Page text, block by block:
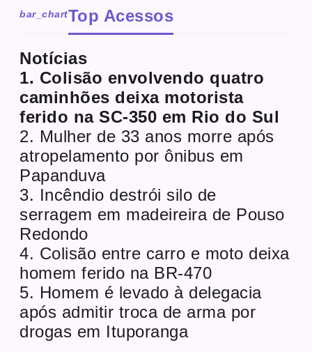
bar_chartTop Acessos
Notícias
1. Colisão envolvendo quatro
caminhões deixa motorista
ferido na SC-350 em Rio do Sul
2. Mulher de 33 anos morre após
atropelamento por ônibus em
Papanduva
3. Incêndio destrói silo de
serragem em madeireira de Pouso
Redondo
4. Colisão entre carro e moto deixa
homem ferido na BR-470
5. Homem é levado à delegacia
após admitir troca de arma por
drogas em Ituporanga